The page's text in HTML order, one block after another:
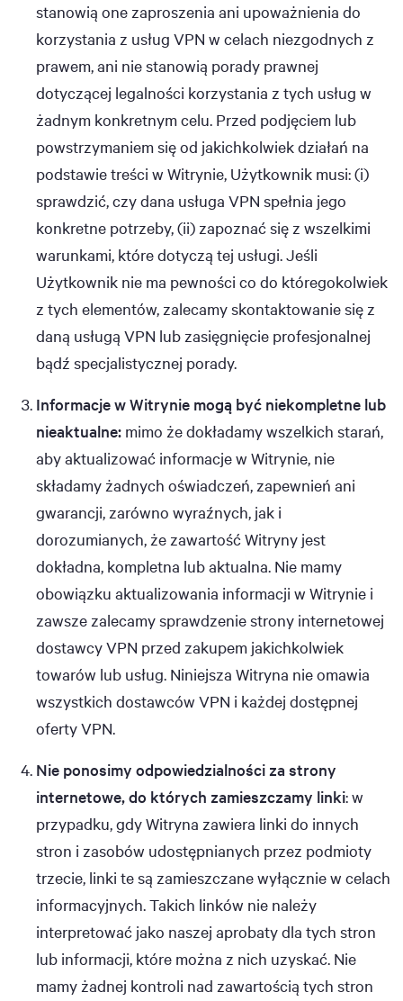
stanowią one zaproszenia ani upoważnienia do
korzystania z usług VPN w celach niezgodnych z
prawem, ani nie stanowią porady prawnej
dotyczącej legalności korzystania z tych usług w
żadnym konkretnym celu. Przed podjęciem lub
powstrzymaniem się od jakichkolwiek działań na
podstawie treści w Witrynie, Użytkownik musi: (i)
sprawdzić, czy dana usługa VPN spełnia jego
konkretne potrzeby, (ii) zapoznać się z wszelkimi
warunkami, które dotyczą tej usługi. Jeśli
Użytkownik nie ma pewności co do któregokolwiek
z tych elementów, zalecamy skontaktowanie się z
daną usługą VPN lub zasięgnięcie profesjonalnej
bądź specjalistycznej porady.
Informacje w Witrynie mogą być niekompletne lub
nieaktualne: mimo że dokładamy wszelkich starań,
aby aktualizować informacje w Witrynie, nie
składamy żadnych oświadczeń, zapewnień ani
gwarancji, zarówno wyraźnych, jak i
dorozumianych, że zawartość Witryny jest
dokładna, kompletna lub aktualna. Nie mamy
obowiązku aktualizowania informacji w Witrynie i
zawsze zalecamy sprawdzenie strony internetowej
dostawcy VPN przed zakupem jakichkolwiek
towarów lub usług. Niniejsza Witryna nie omawia
wszystkich dostawców VPN i każdej dostępnej
oferty VPN.
Nie ponosimy odpowiedzialności za strony
internetowe, do których zamieszczamy linki: w
przypadku, gdy Witryna zawiera linki do innych
stron i zasobów udostępnianych przez podmioty
trzecie, linki te są zamieszczane wyłącznie w celach
informacyjnych. Takich linków nie należy
interpretować jako naszej aprobaty dla tych stron
lub informacji, które można z nich uzyskać. Nie
mamy żadnej kontroli nad zawartością tych stron